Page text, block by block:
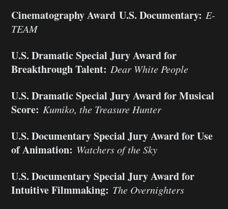
Cinematography Award U.S. Documentary: E-
TEAM
U.S. Dramatic Special Jury Award for
Breakthrough Talent: Dear White People
U.S. Dramatic Special Jury Award for Musical
Score: Kumiko, the Treasure Hunter
U.S. Documentary Special Jury Award for Use
of Animation: Watchers of the Sky
U.S. Documentary Special Jury Award for
Intuitive Filmmaking: The Overnighters